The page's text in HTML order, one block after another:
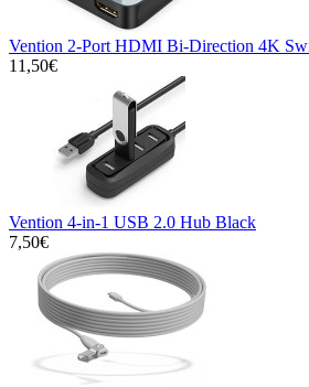
Vention 2-Port HDMI Bi-Direction 4K
11,50€
Vention 4-in-1 USB 2.0 Hub Black
7,50€